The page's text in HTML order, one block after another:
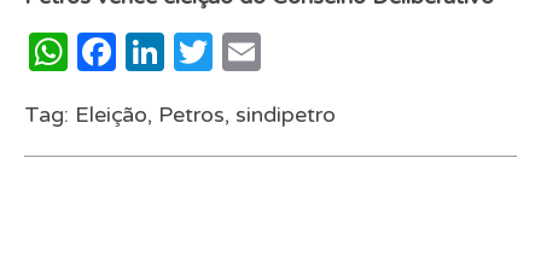
WhatsApp
Facebook
LinkedIn
Twitter
Tag: Eleição, Petros, sindipetro